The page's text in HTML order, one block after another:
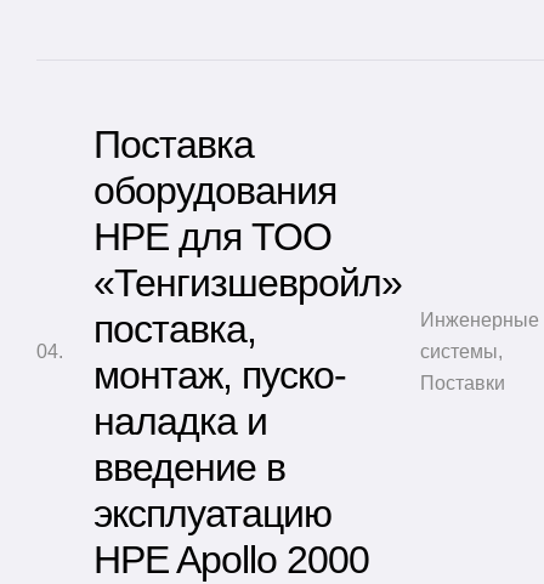
Поставка
оборудования
HPE для ТОО
«Тенгизшевройл»
поставка,
монтаж, пуско-
наладка и
введение в
эксплуатацию
HPE Apollo 2000
Инженерные
системы,
Поставки